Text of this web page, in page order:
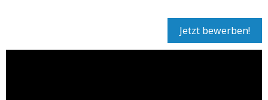
Jetzt bewerben!